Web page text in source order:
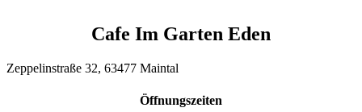
Cafe Im Garten Eden
Zeppelinstraße 32, 63477 Maintal
Öffnungszeiten